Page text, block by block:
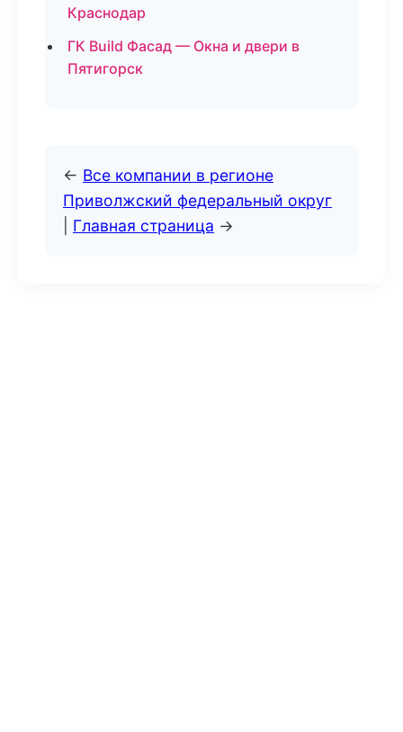
Краснодар
ГК Build Фасад — Окна и двери в
Пятигорск
← Все компании в регионе
Приволжский федеральный округ
Главная страница →